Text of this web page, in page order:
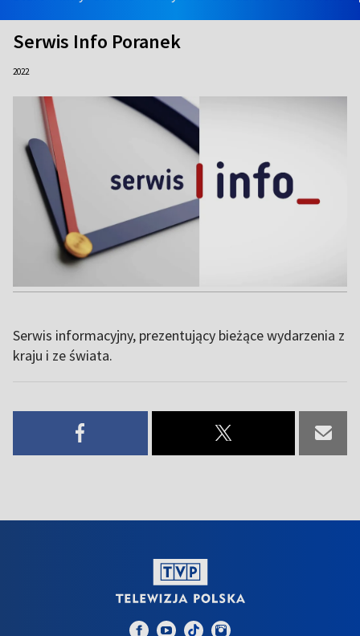
Serwis Info Poranek
2022
Serwis informacyjny, prezentujący bieżące wydarzenia z
kraju i ze świata.